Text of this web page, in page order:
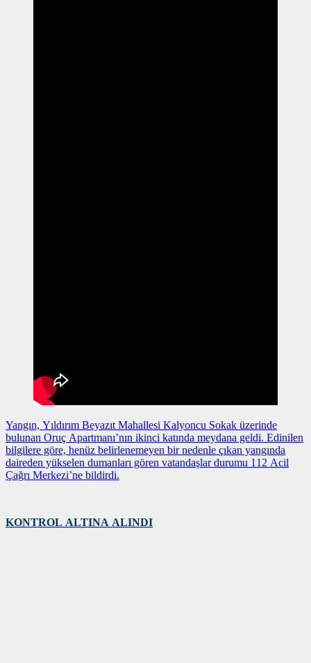
Yangın, Yıldırım Beyazıt Mahallesi Kalyoncu Sokak üzerinde
bulunan Oruç Apartmanı’nın ikinci katında meydana geldi. Edinilen
bilgilere göre, henüz belirlenemeyen bir nedenle çıkan yangında
daireden yükselen dumanları gören vatandaşlar durumu 112 Acil
Çağrı Merkezi’ne bildirdi.
KONTROL ALTINA ALINDI